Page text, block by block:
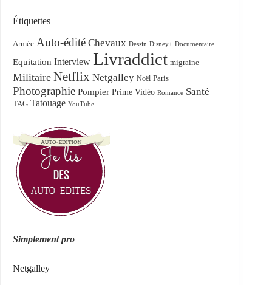
Étiquettes
Armée Auto-édité Chevaux Dessin Disney+ Documentaire
Equitation Interview Livraddict migraine
Militaire Netflix Netgalley Noël Paris
Photographie Pompier Prime Vidéo Romance Santé
TAG Tatouage YouTube
Simplement pro
Netgalley